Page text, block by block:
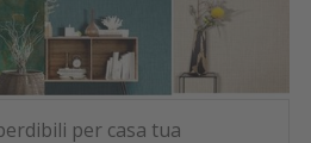
per casa tua